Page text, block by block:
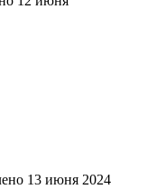
13 июня 2024